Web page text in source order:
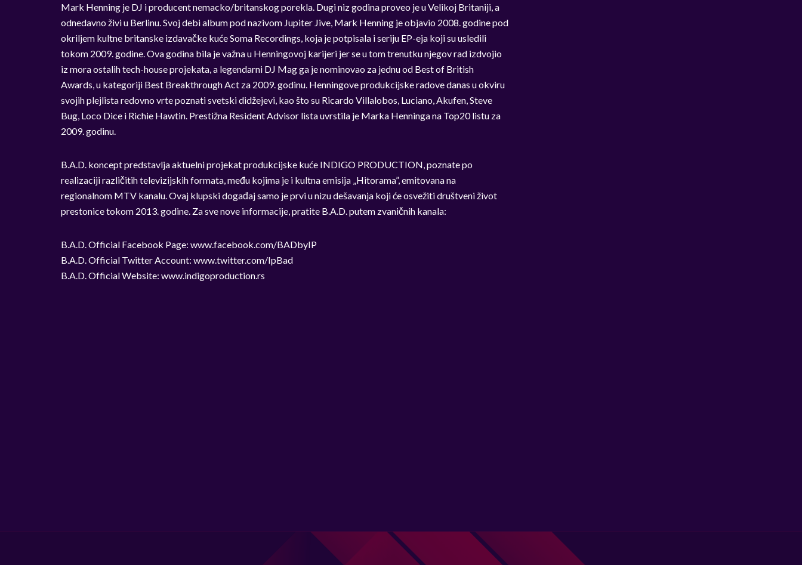
Mark Henning je DJ i producent nemacko/britanskog porekla. Dugi niz godina proveo je u Velikoj Britaniji, a
odnedavno živi u Berlinu. Svoj debi album pod nazivom Jupiter Jive, Mark Henning je objavio 2008. godine pod
okriljem kultne britanske izdavačke kuće Soma Recordings, koja je potpisala i seriju EP-eja koji su usledili
tokom 2009. godine. Ova godina bila je važna u Henningovoj karijeri jer se u tom trenutku njegov rad izdvojio
iz mora ostalih tech-house projekata, a legendarni DJ Mag ga je nominovao za jednu od Best of British
Awards, u kategoriji Best Breakthrough Act za 2009. godinu. Henningove produkcijske radove danas u okviru
svojih plejlista redovno vrte poznati svetski didžejevi, kao što su Ricardo Villalobos, Luciano, Akufen, Steve
Bug, Loco Dice i Richie Hawtin. Prestižna Resident Advisor lista uvrstila je Marka Henninga na Top20 listu za
2009. godinu.
B.A.D. koncept predstavlja aktuelni projekat produkcijske kuće INDIGO PRODUCTION, poznate po
realizaciji različitih televizijskih formata, među kojima je i kultna emisija „Hitorama”, emitovana na
regionalnom MTV kanalu. Ovaj klupski događaj samo je prvi u nizu dešavanja koji će osvežiti društveni život
prestonice tokom 2013. godine. Za sve nove informacije, pratite B.A.D. putem zvaničnih kanala:
B.A.D. Official Facebook Page: www.facebook.com/BADbyIP
B.A.D. Official Twitter Account: www.twitter.com/IpBad
B.A.D. Official Website: www.indigoproduction.rs